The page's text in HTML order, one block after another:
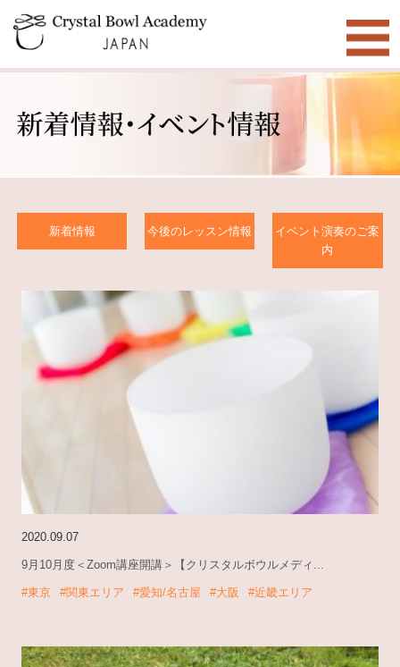
新着情報 今後のレッスン情報
イベント演奏のご案
内
2020.09.07
9月10月度＜Zoom講座開講＞【クリスタルボウルメディ...
#東京 #関東エリア #愛知/名古屋 #大阪 #近畿エリア